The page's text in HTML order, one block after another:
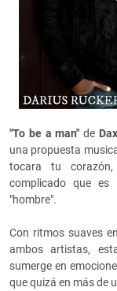
"To be a man" de
una propuesta
tocara tu
complicado que es
"hombre".
Con ritmos suaves
ambos artistas,
sumerge en
que quizá en más de